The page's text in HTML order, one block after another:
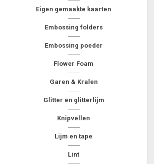
Eigen gemaakte kaarten
Embossing folders
Embossing poeder
Flower Foam
Garen & Kralen
Glitter en glitterlijm
Knipvellen
Lijm en tape
Lint